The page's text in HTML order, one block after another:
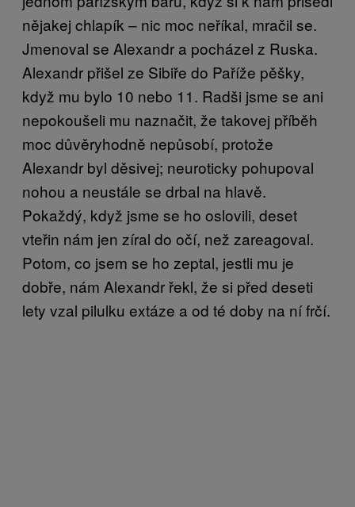
nějakej chlapík – nic moc neříkal, mračil se.
Jmenoval se Alexandr a pocházel z Ruska.
Alexandr přišel ze Sibiře do Paříže pěšky,
když mu bylo 10 nebo 11. Radši jsme se ani
nepokoušeli mu naznačit, že takovej příběh
moc důvěryhodně nepůsobí, protože
Alexandr byl děsivej; neuroticky pohupoval
nohou a neustále se drbal na hlavě.
Pokaždý, když jsme se ho oslovili, deset
vteřin nám jen zíral do očí, než zareagoval.
Potom, co jsem se ho zeptal, jestli mu je
dobře, nám Alexandr řekl, že si před deseti
lety vzal pilulku extáze a od té doby na ní frčí.